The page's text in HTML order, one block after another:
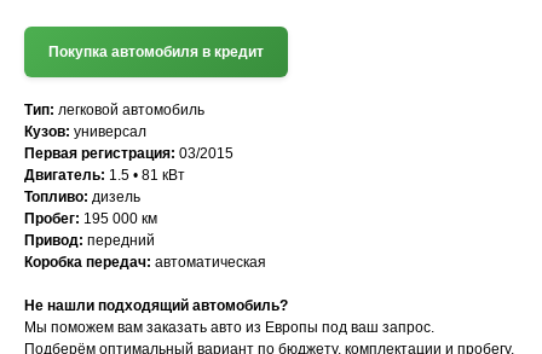
Покупка автомобиля в кредит
Тип: легковой автомобиль
Кузов: универсал
Первая регистрация: 03/2015
Двигатель: 1.5 • 81 кВт
Топливо: дизель
Пробег: 195 000 км
Привод: передний
Коробка передач: автоматическая
Не нашли подходящий автомобиль?
Мы поможем вам заказать авто из Европы под ваш запрос.
Подберём оптимальный вариант по бюджету, комплектации и пробегу,